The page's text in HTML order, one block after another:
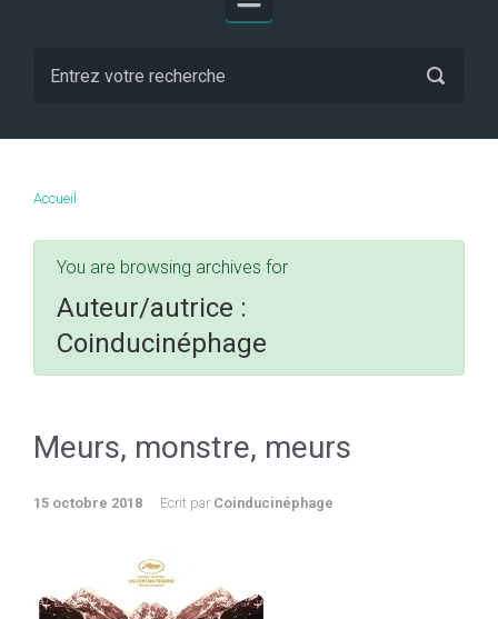
Accueil
You are browsing archives for
Auteur/autrice :
Coinducinéphage
Meurs, monstre, meurs
15 octobre 2018 Ecrit par Coinducinéphage